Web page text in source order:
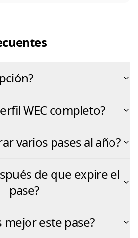
WEC completo?
varios pases al año?
de que expire el
pase?
mejor este pase?